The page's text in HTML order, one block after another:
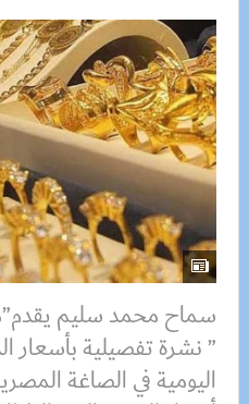
سماح محمد سليم
” نشرة تفصيلية بأسعار
اليومية في الصاغة